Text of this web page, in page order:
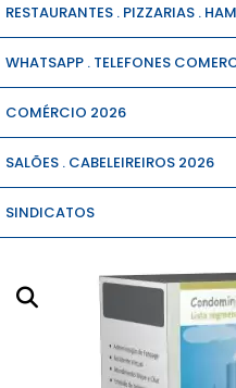
RESTAURANTES . PIZZARIAS .
WHATSAPP . TELEFONES
COMÉRCIO 2026
SALÕES . CABELEIREIROS 2026
SINDICATOS